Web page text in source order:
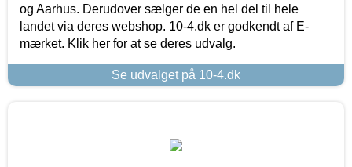
og Aarhus. Derudover sælger de en hel del til hele
landet via deres webshop. 10-4.dk er godkendt af E-
mærket. Klik her for at se deres udvalg.
Se udvalget på 10-4.dk